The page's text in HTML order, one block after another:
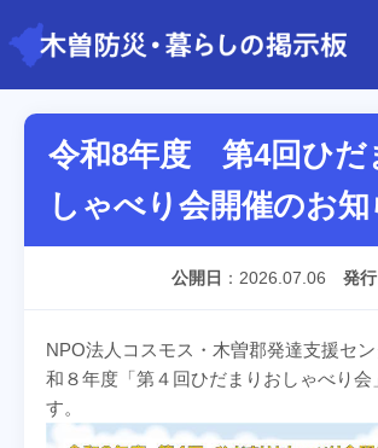
令和8年度 第4回ひだ
しゃべり会開催のお知
公開日 2026.07.06 発行
NPO法人コスモス・木曽郡発達支援セ
和８年度「第４回ひだまりおしゃべり会
す。